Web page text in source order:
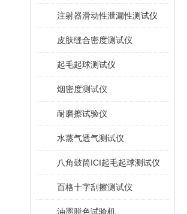
注射器滑动性泄漏性测试仪
皮肤缝合密度测试仪
起毛起球测试仪
烟密度测试仪
耐磨擦试验仪
水蒸气透气测试仪
八角鼓筒ICI起毛起球测试仪
百格十字刮擦测试仪
油墨脱色试验机